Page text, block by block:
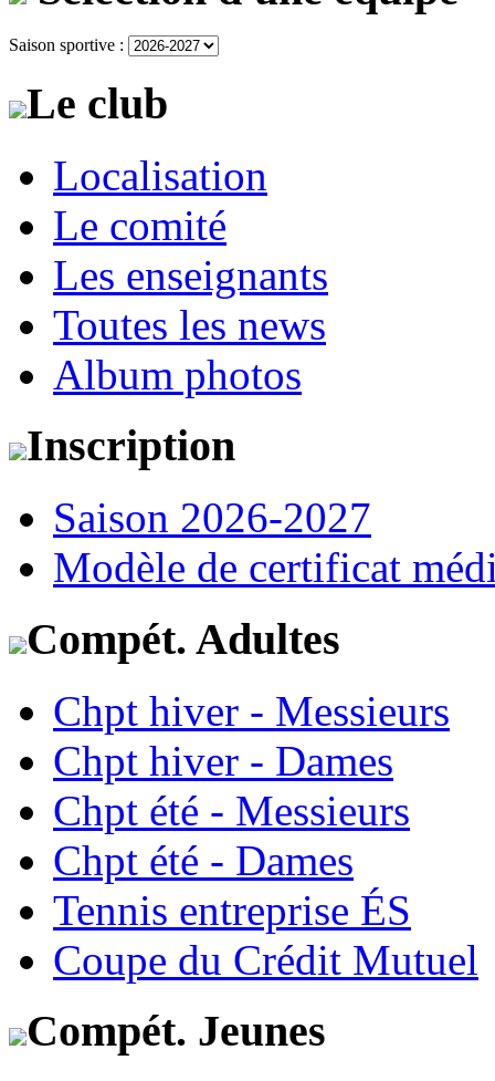
Saison sportive :
Le club
Localisation
Le comité
Les enseignants
Toutes les news
Album photos
Inscription
Saison 2026-2027
Modèle de certificat
Compét. Adultes
Chpt hiver - Messieurs
Chpt hiver - Dames
Chpt été - Messieurs
Chpt été - Dames
Tennis entreprise ÉS
Coupe du Crédit Mutuel
Compét. Jeunes